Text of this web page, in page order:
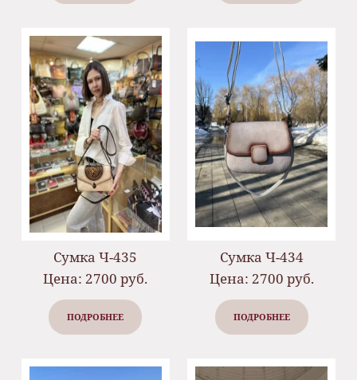
Сумка Ч-435
Цена: 2700 руб.
ПОДРОБНЕЕ
Сумка Ч-434
Цена: 2700 руб.
ПОДРОБНЕЕ